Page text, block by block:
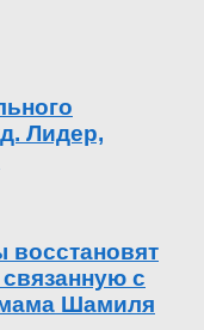
Лидер,
восстановят
с
Шамиля